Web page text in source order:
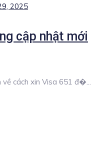
2025
cập nhật mới
cách xin Visa 651 đ�...